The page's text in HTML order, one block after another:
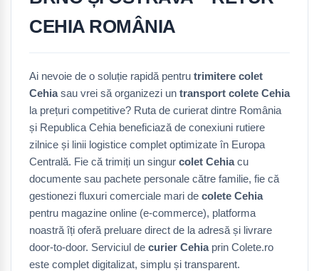
CEHIA ROMÂNIA
Ai nevoie de o soluție rapidă pentru trimitere colet
Cehiasau vrei să organizezi un transport colete Cehia
la prețuri competitive? Ruta de curierat dintre România
și Republica Cehia beneficiază de conexiuni rutiere
zilnice și linii logistice complet optimizate în Europa
Centrală. Fie că trimiți un singur colet Cehiacu
documente sau pachete personale către familie, fie că
gestionezi fluxuri comerciale mari de colete Cehia
pentru magazine online (e-commerce), platforma
noastră îți oferă preluare direct de la adresă și livrare
door-to-door. Serviciul de curier Cehiaprin Colete.ro
este complet digitalizat, simplu și transparent.